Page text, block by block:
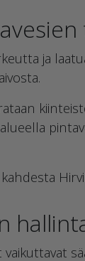
ja